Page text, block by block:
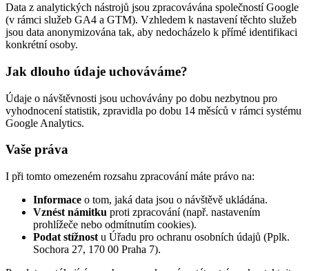
Data z analytických nástrojů jsou zpracovávána společností Google
(v rámci služeb GA4 a GTM). Vzhledem k nastavení těchto služeb
jsou data anonymizována tak, aby nedocházelo k přímé identifikaci
konkrétní osoby.
Jak dlouho údaje uchováváme?
Údaje o návštěvnosti jsou uchovávány po dobu nezbytnou pro
vyhodnocení statistik, zpravidla po dobu 14 měsíců v rámci systému
Google Analytics.
Vaše práva
I při tomto omezeném rozsahu zpracování máte právo na:
Informace o tom, jaká data jsou o návštěvě ukládána.
Vznést námitku proti zpracování (např. nastavením
prohlížeče nebo odmítnutím cookies).
Podat stížnost u Úřadu pro ochranu osobních údajů (Pplk.
Sochora 27, 170 00 Praha 7).